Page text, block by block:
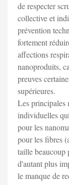
de respecter
collective et
prévention
fortement
affections
nanoproduits,
preuves
supérieures.
Les principales
individuelles
pour les
pour les fibres
taille beaucoup
d'autant plus
le manque de